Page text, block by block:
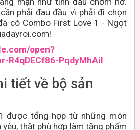
phải đau đầu vì phải đi chọn
có Combo First Love 1 - Ngọt
open?
R4qDECf86-PqdyMhAil
tiết về bộ sản
được tổng hợp từ những món
thật phù hợp làm tặng phẩm